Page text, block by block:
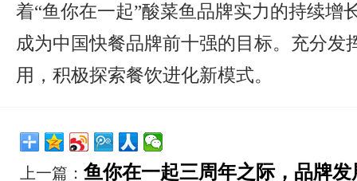
着“鱼你在一起”酸菜鱼品牌实力的持续增
成为中国快餐品牌前十强的目标。充分发
用，积极探索餐饮进化新模式。
上一篇： 鱼你在一起三周年之际，品牌